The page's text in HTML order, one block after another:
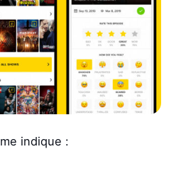
indique :